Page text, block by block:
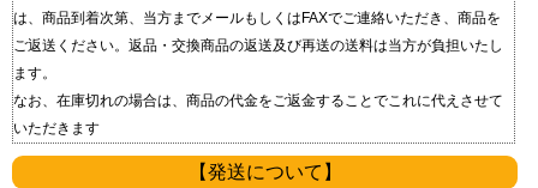
は、商品到着次第、当方までメールもしくはFAXでご連絡いただき、商品を
ご返送ください。 返品・交換商品の返送及び再送の送料は当方が負担いたし
ます。
なお、在庫切れの場合は、商品の代金をご返金することでこれに代えさせて
いただきます
【発送について】